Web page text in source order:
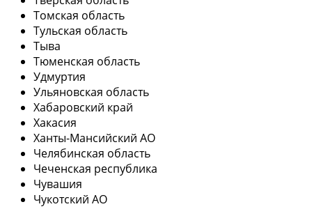
Томская область
Тульская область
Тыва
Тюменская область
Удмуртия
Ульяновская область
Хабаровский край
Хакасия
Ханты-Мансийский АО
Челябинская область
Чеченская республика
Чувашия
Чукотский АО